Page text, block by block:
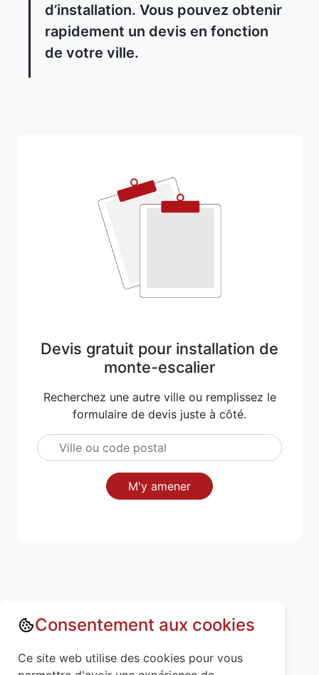
d’installation. Vous pouvez obtenir
rapidement un devis en fonction
de votre ville.
Devis gratuit pour installation de
monte-escalier
Recherchez une autre ville ou remplissez le
formulaire de devis juste à côté.
M'y amener
Annuaire : Monte escalier
Meurthe-et-Moselle (54)
Crévéchamps (54290)
Consentement aux cookies
Ce site web utilise des cookies pour vous